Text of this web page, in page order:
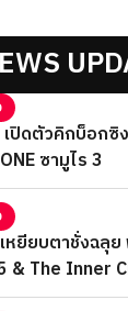
เปิดตัวคิกบ็อกซิ
ซามูไร 3
หยียบตาชั่งฉลุ
& The Inner